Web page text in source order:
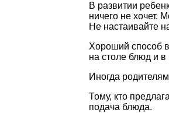
В развитии
ничего не хочет.
Не настаивайте
Хороший способ
на столе блюд и в
Иногда
Тому, кто
подача блюда.